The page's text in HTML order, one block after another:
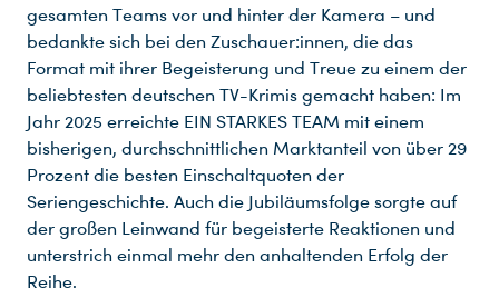
gesamten Teams vor und hinter der Kamera – und
bedankte sich bei den Zuschauer:innen, die das
Format mit ihrer Begeisterung und Treue zu einem der
beliebtesten deutschen TV-Krimis gemacht haben: Im
Jahr 2025 erreichte EIN STARKES TEAM mit einem
bisherigen, durchschnittlichen Marktanteil von über 29
Prozent die besten Einschaltquoten der
Seriengeschichte. Auch die Jubiläumsfolge sorgte auf
der großen Leinwand für begeisterte Reaktionen und
unterstrich einmal mehr den anhaltenden Erfolg der
Reihe.